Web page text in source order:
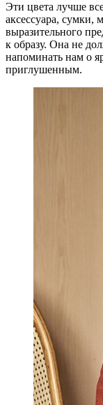
Эти цвета лучше
аксессуара, сумки,
выразительного
к образу. Она не
напоминать нам о
приглушенным.